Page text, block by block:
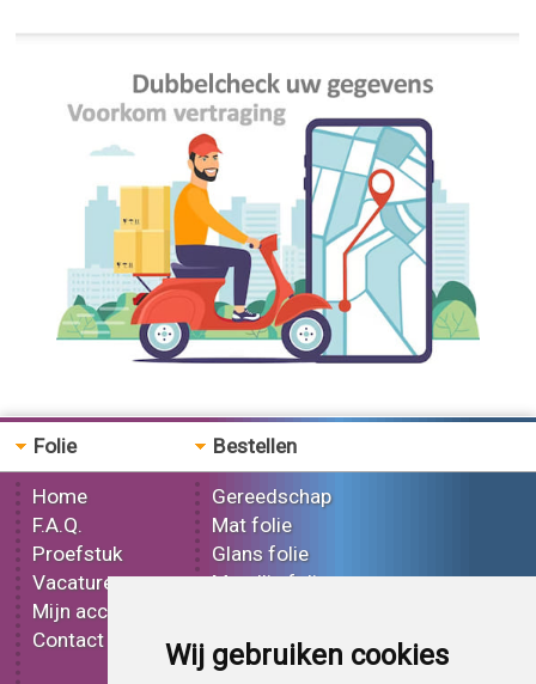
Wij gebruiken cookies
Folie
Home
F.A.Q.
Proefstuk
Vacatures
Mijn account
Contact
Bestellen
Gereedschap
Mat folie
Glans folie
Metallic folie
Effect folie
Bedrukt folie